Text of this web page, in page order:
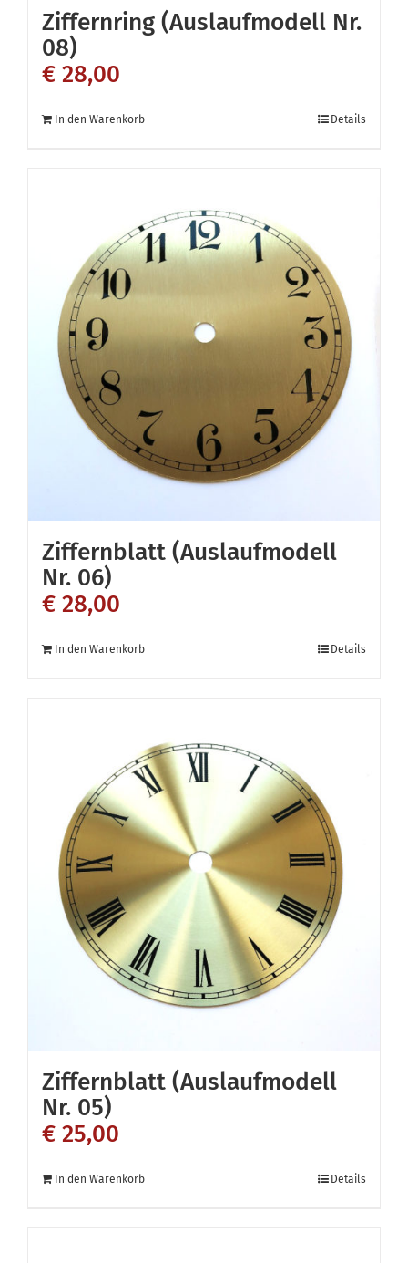
Ziffernring (Auslaufmodell Nr.
08)
€ 28,00
In den Warenkorb Details
Ziffernblatt (Auslaufmodell
Nr. 06)
€ 28,00
In den Warenkorb Details
Ziffernblatt (Auslaufmodell
Nr. 05)
€ 25,00
In den Warenkorb Details